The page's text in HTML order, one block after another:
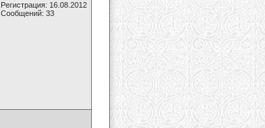
Регистрация: 16.08.2012
Сообщений: 33